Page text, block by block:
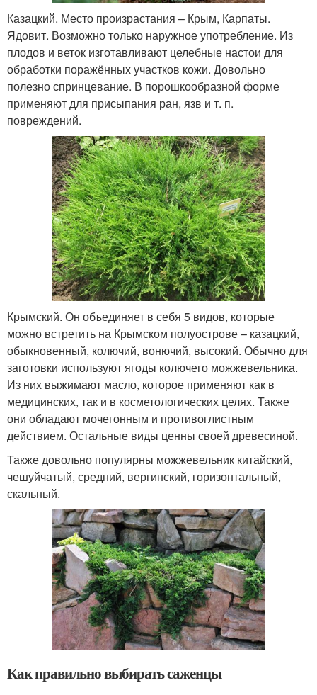
Казацкий. Место произрастания – Крым, Карпаты.
Ядовит. Возможно только наружное употребление. Из
плодов и веток изготавливают целебные настои для
обработки поражённых участков кожи. Довольно
полезно спринцевание. В порошкообразной форме
применяют для присыпания ран, язв и т. п.
повреждений.
Крымский. Он объединяет в себя 5 видов, которые
можно встретить на Крымском полуострове – казацкий,
обыкновенный, колючий, вонючий, высокий. Обычно для
заготовки используют ягоды колючего можжевельника.
Из них выжимают масло, которое применяют как в
медицинских, так и в косметологических целях. Также
они обладают мочегонным и противоглистным
действием. Остальные виды ценны своей древесиной.
Также довольно популярны можжевельник китайский,
чешуйчатый, средний, вергинский, горизонтальный,
скальный.
Как правильно выбирать саженцы